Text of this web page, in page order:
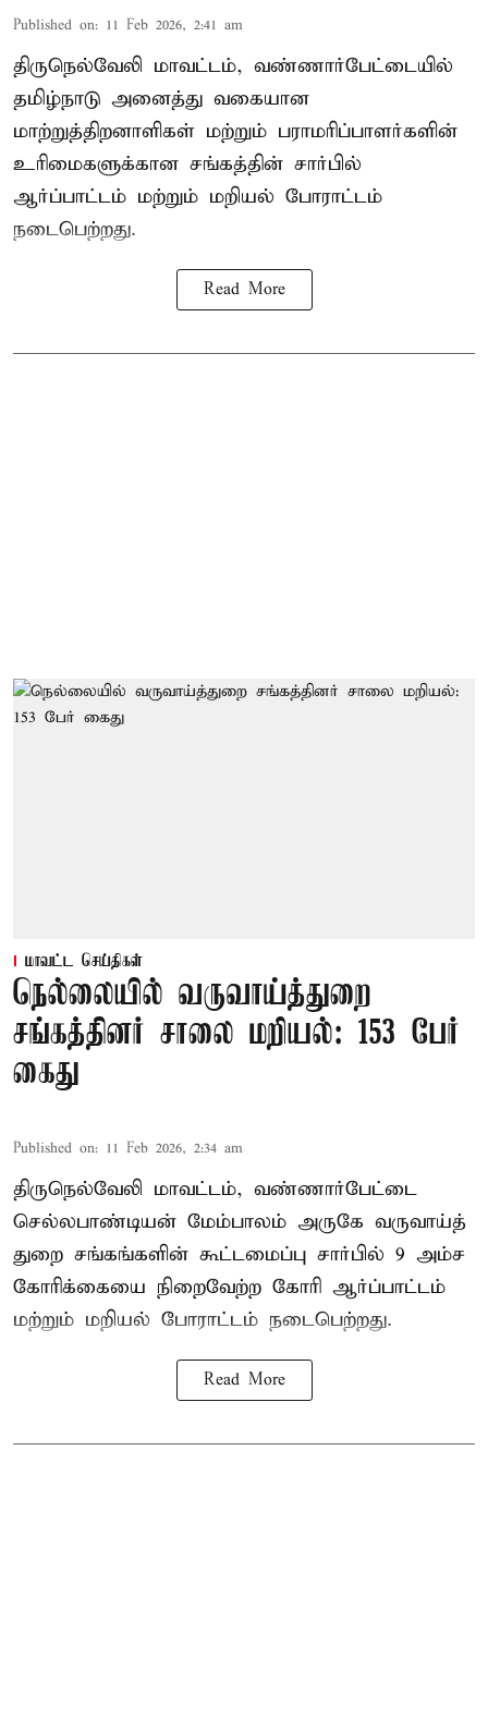
Published on: 11 Feb 2026, 2:41 am
திருநெல்வேலி மாவட்டம், வண்ணார்பேட்டையில்
தமிழ்நாடு அனைத்து வகையான
மாற்றுத்திறனாளிகள் மற்றும் பராமரிப்பாளர்களின்
உரிமைகளுக்கான சங்கத்தின் சார்பில்
ஆர்ப்பாட்டம் மற்றும் மறியல் போராட்டம்
நடைபெற்றது.
Read More
மாவட்ட செய்திகள்
நெல்லையில் வருவாய்த்துறை
சங்கத்தினர் சாலை மறியல்: 153 பேர்
கைது
Published on: 11 Feb 2026, 2:34 am
திருநெல்வேலி மாவட்டம், வண்ணார்பேட்டை
செல்லபாண்டியன் மேம்பாலம் அருகே வருவாய்த்
துறை சங்கங்களின் கூட்டமைப்பு சார்பில் 9 அம்ச
கோரிக்கையை நிறைவேற்ற கோரி ஆர்ப்பாட்டம்
மற்றும் மறியல் போராட்டம் நடைபெற்றது.
Read More